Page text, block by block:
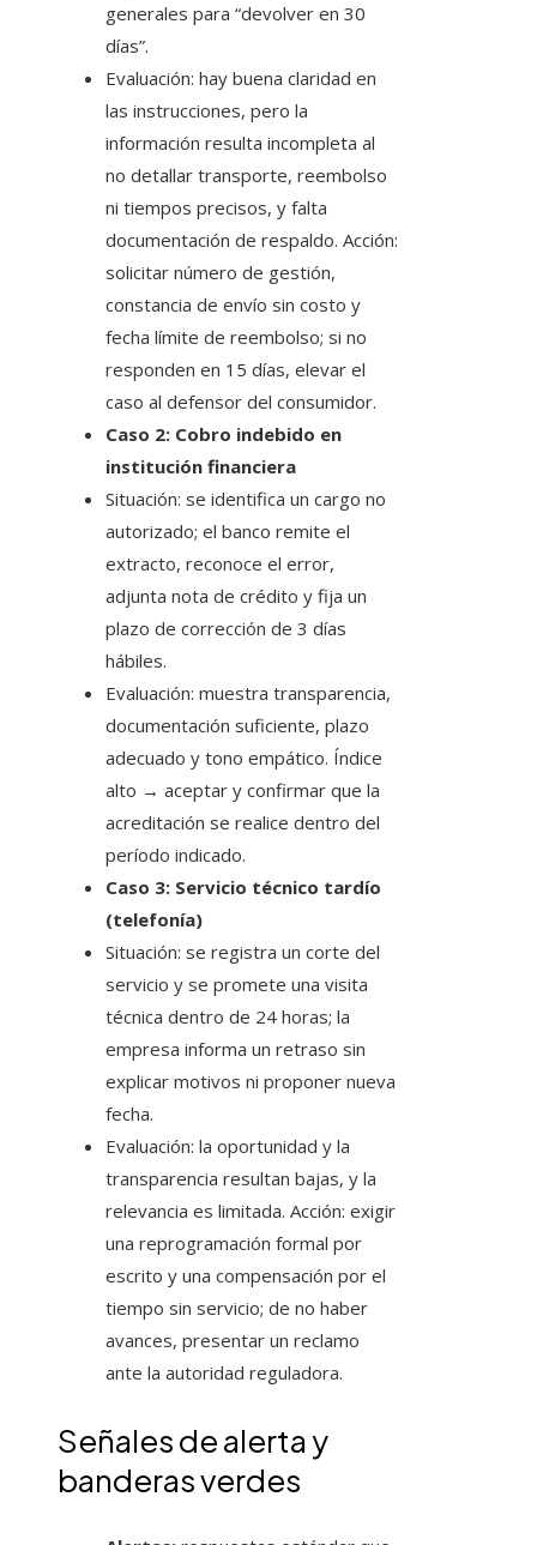
generales para “devolver en 30
días”.
Evaluación: hay buena claridad en
las instrucciones, pero la
información resulta incompleta al
no detallar transporte, reembolso
ni tiempos precisos, y falta
documentación de respaldo. Acción:
solicitar número de gestión,
constancia de envío sin costo y
fecha límite de reembolso; si no
responden en 15 días, elevar el
caso al defensor del consumidor.
Caso 2: Cobro indebido en
institución financiera
Situación: se identifica un cargo no
autorizado; el banco remite el
extracto, reconoce el error,
adjunta nota de crédito y fija un
plazo de corrección de 3 días
hábiles.
Evaluación: muestra transparencia,
documentación suficiente, plazo
adecuado y tono empático. Índice
alto → aceptar y confirmar que la
acreditación se realice dentro del
período indicado.
Caso 3: Servicio técnico tardío
(telefonía)
Situación: se registra un corte del
servicio y se promete una visita
técnica dentro de 24 horas; la
empresa informa un retraso sin
explicar motivos ni proponer nueva
fecha.
Evaluación: la oportunidad y la
transparencia resultan bajas, y la
relevancia es limitada. Acción: exigir
una reprogramación formal por
escrito y una compensación por el
tiempo sin servicio; de no haber
avances, presentar un reclamo
ante la autoridad reguladora.
Señales de alerta y
banderas verdes